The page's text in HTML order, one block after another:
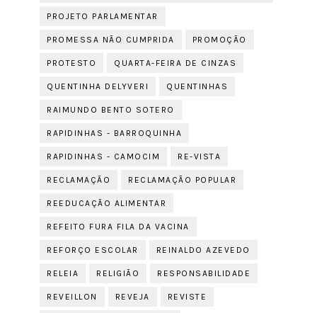
PROJETO PARLAMENTAR
PROMESSA NÃO CUMPRIDA PROMOÇÃO
PROTESTO QUARTA-FEIRA DE CINZAS
QUENTINHA DELYVERI QUENTINHAS
RAIMUNDO BENTO SOTERO
RAPIDINHAS - BARROQUINHA
RAPIDINHAS - CAMOCIM RE-VISTA
RECLAMAÇÃO RECLAMAÇÃO POPULAR
REEDUCAÇÃO ALIMENTAR
REFEITO FURA FILA DA VACINA
REFORÇO ESCOLAR REINALDO AZEVEDO
RELEIA RELIGIÃO RESPONSABILIDADE
REVEILLON REVEJA REVISTE